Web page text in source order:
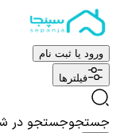
ورود یا ثبت نام
فیلترها
جستجوجستجو در